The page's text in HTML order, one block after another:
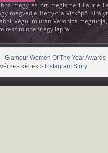
megy és ott megismeri Laurie
megvédje Betty-t a Vízköpő
Végül miután Veronica megtudja,
mindent egy lapra.
Glamour Women Of The Year Awards
KÉPEK > Instagram Story